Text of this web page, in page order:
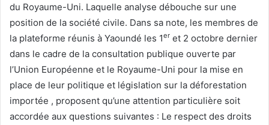
du Royaume-Uni. Laquelle analyse débouche sur une
position de la société civile. Dans sa note, les membres de
la plateforme réunis à Yaoundé les 1er et 2 octobre dernier
dans le cadre de la consultation publique ouverte par
l’Union Européenne et le Royaume-Uni pour la mise en
place de leur politique et législation sur la déforestation
importée , proposent qu’une attention particulière soit
accordée aux questions suivantes : Le respect des droits